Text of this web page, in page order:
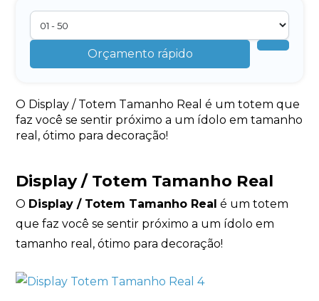
Orçamento rápido
O Display / Totem Tamanho Real é um totem que
faz você se sentir próximo a um ídolo em tamanho
real, ótimo para decoração!
Display / Totem Tamanho Real
O Display / Totem Tamanho Real é um totem
que faz você se sentir próximo a um ídolo em
tamanho real, ótimo para decoração!